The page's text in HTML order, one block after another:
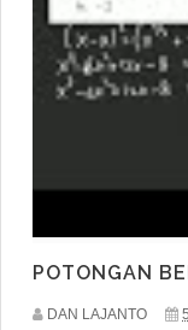
POTONGAN
DAN LAJANTO